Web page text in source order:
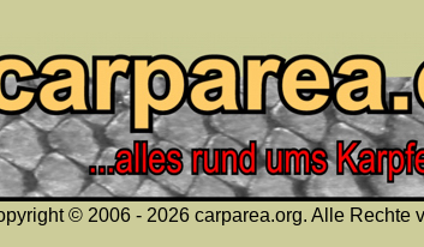
© 2006 - 2026 carparea.org. Alle Rechte